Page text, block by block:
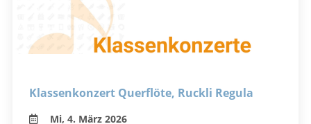
Klassenkonzert Querflöte, Ruckli Regula
Mi, 4. März 2026